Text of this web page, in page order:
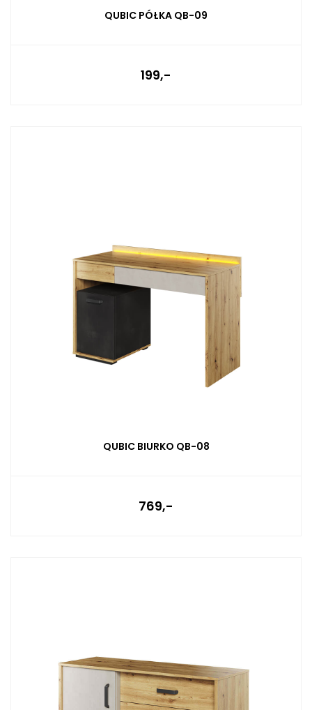
QUBIC PÓŁKA QB-09
199,-
QUBIC BIURKO QB-08
769,-